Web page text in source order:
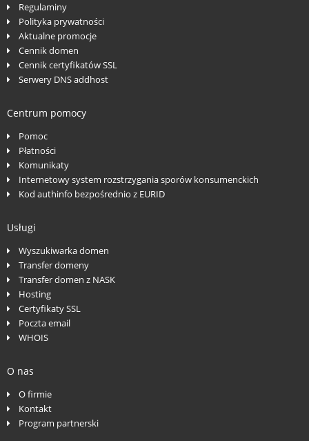
Regulaminy
Polityka prywatności
Aktualne promocje
Cennik domen
Cennik certyfikatów SSL
Serwery DNS addhost
Centrum pomocy
Pomoc
Płatności
Komunikaty
Internetowy system rozstrzygania sporów konsumenckich
Kod authinfo bezpośrednio z EURID
Usługi
Wyszukiwarka domen
Transfer domeny
Transfer domen z NASK
Hosting
Certyfikaty SSL
Poczta email
WHOIS
O nas
O firmie
Kontakt
Program partnerski